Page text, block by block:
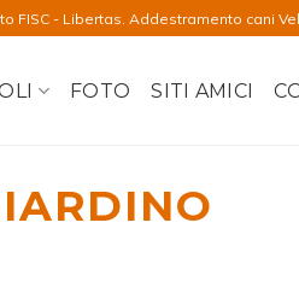
FISC - Libertas. Addestramento cani
FOTO SITI AMICI